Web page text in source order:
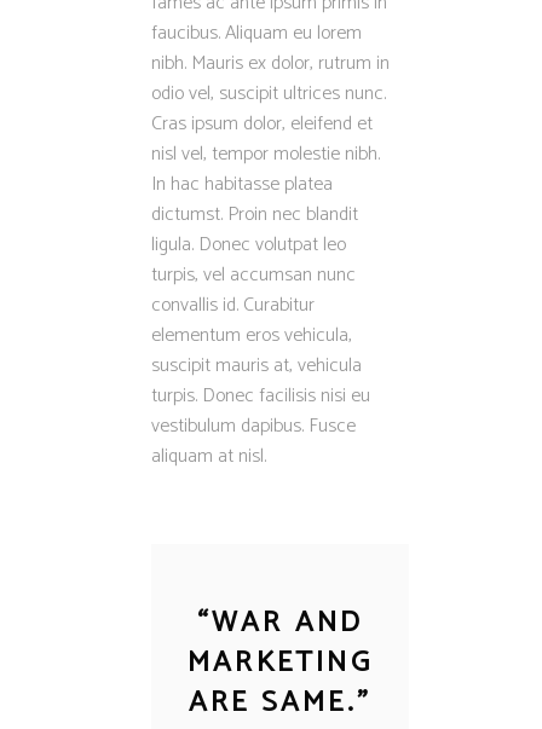
faucibus. Aliquam eu lorem
nibh. Mauris ex dolor, rutrum in
odio vel, suscipit ultrices nunc.
Cras ipsum dolor, eleifend et
nisl vel, tempor molestie nibh.
In hac habitasse platea
dictumst. Proin nec blandit
ligula. Donec volutpat leo
turpis, vel accumsan nunc
convallis id. Curabitur
elementum eros vehicula,
suscipit mauris at, vehicula
turpis. Donec facilisis nisi eu
vestibulum dapibus. Fusce
aliquam at nisl.
“WAR AND
MARKETING
ARE SAME.”